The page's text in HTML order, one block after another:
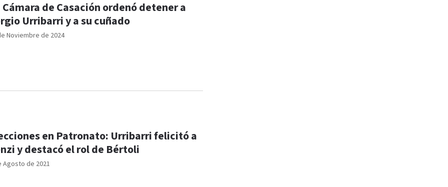
Noviembre de 2024
Cámara de Casación ordenó detener a
Urribarri y a su cuñado
Agosto de 2021
en Patronato: Urribarri felicitó a
y destacó el rol de Bértoli